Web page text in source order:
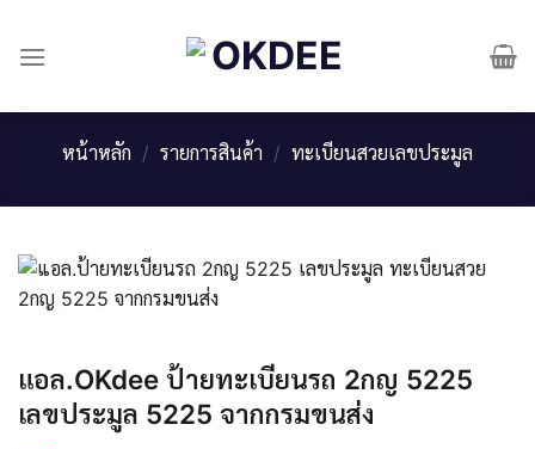
content
หน้าหลัก / รายการสินค้า / ทะเบียนสวยเลขประมูล
แอล.OKdee ป้ายทะเบียนรถ 2กญ 5225
เลขประมูล 5225 จากกรมขนส่ง